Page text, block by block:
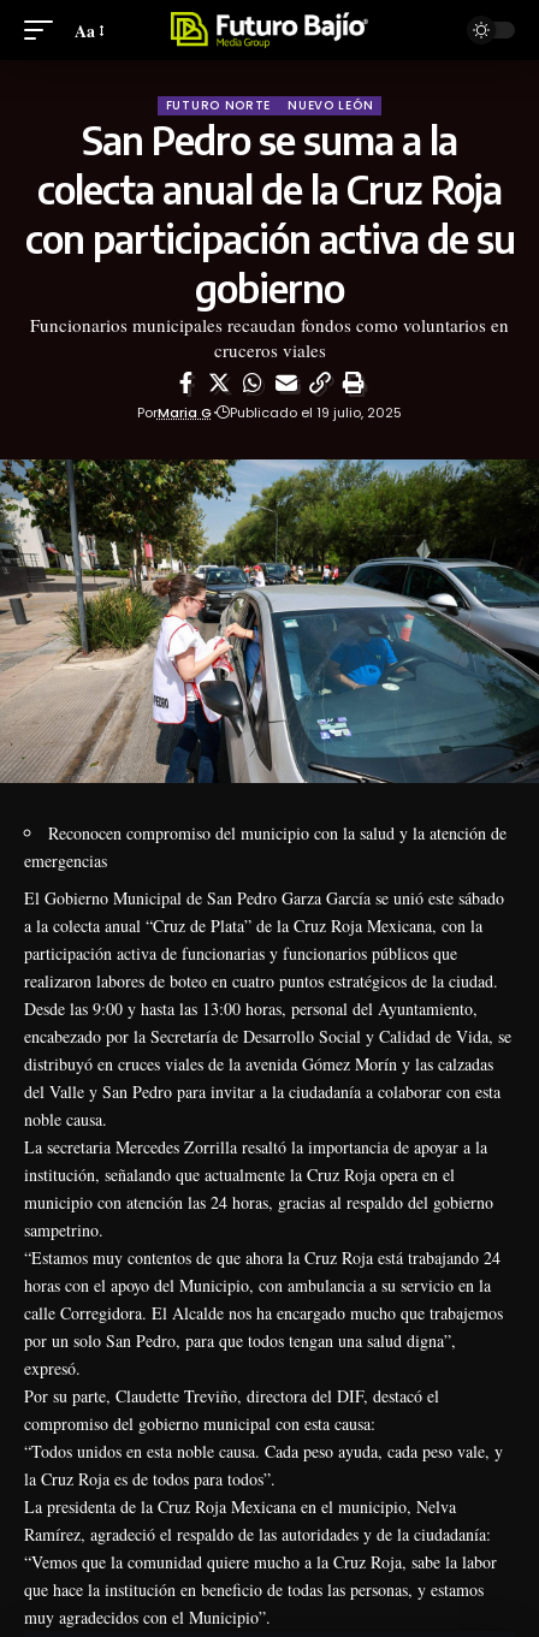
Aa
FUTURO NORTE NUEVO LEÓN
San Pedro se suma a la
colecta anual de la Cruz Roja
con participación activa de su
gobierno
Funcionarios municipales recaudan fondos como voluntarios en
cruceros viales
PorMaria G Publicado el 19 julio, 2025
Reconocen compromiso del municipio con la salud y la atención de
emergencias
El Gobierno Municipal de San Pedro Garza García se unió este sábado
a la colecta anual “Cruz de Plata” de la Cruz Roja Mexicana, con la
participación activa de funcionarias y funcionarios públicos que
realizaron labores de boteo en cuatro puntos estratégicos de la ciudad.
Desde las 9:00 y hasta las 13:00 horas, personal del Ayuntamiento,
encabezado por la Secretaría de Desarrollo Social y Calidad de Vida, se
distribuyó en cruces viales de la avenida Gómez Morín y las calzadas
del Valle y San Pedro para invitar a la ciudadanía a colaborar con esta
noble causa.
La secretaria Mercedes Zorrilla resaltó la importancia de apoyar a la
institución, señalando que actualmente la Cruz Roja opera en el
municipio con atención las 24 horas, gracias al respaldo del gobierno
sampetrino.
“Estamos muy contentos de que ahora la Cruz Roja está trabajando 24
horas con el apoyo del Municipio, con ambulancia a su servicio en la
calle Corregidora. El Alcalde nos ha encargado mucho que trabajemos
por un solo San Pedro, para que todos tengan una salud digna”,
expresó.
Por su parte, Claudette Treviño, directora del DIF, destacó el
compromiso del gobierno municipal con esta causa:
“Todos unidos en esta noble causa. Cada peso ayuda, cada peso vale, y
la Cruz Roja es de todos para todos”.
La presidenta de la Cruz Roja Mexicana en el municipio, Nelva
Ramírez, agradeció el respaldo de las autoridades y de la ciudadanía:
“Vemos que la comunidad quiere mucho a la Cruz Roja, sabe la labor
que hace la institución en beneficio de todas las personas, y estamos
muy agradecidos con el Municipio”.